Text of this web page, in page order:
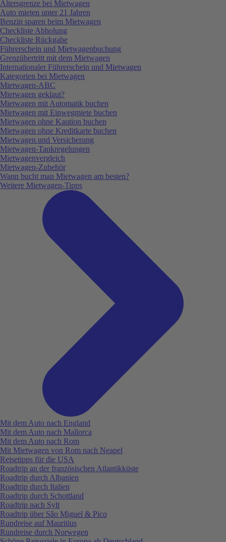
Altersgrenze bei Mietwagen
Auto mieten unter 21 Jahren
Benzin sparen beim Mietwagen
Checkliste Abholung
Checkliste Rückgabe
Führerschein und Mietwagenbuchung
Grenzübertritt mit dem Mietwagen
Internationaler Führerschein und Mietwagen
Kategorien bei Mietwagen
Mietwagen-ABC
Mietwagen geklaut?
Mietwagen mit Automatik buchen
Mietwagen mit Einwegmiete buchen
Mietwagen ohne Kaution buchen
Mietwagen ohne Kreditkarte buchen
Mietwagen und Versicherung
Mietwagen-Tankregelungen
Mietwagenvergleich
Mietwagen-Zubehör
Wann bucht man Mietwagen am besten?
Weitere Mietwagen-Tipps
Mit dem Auto nach England
Mit dem Auto nach Mallorca
Mit dem Auto nach Rom
Mit Mietwagen von Rom nach Neapel
Reisetipps für die USA
Roadtrip an der französischen Atlantikküste
Roadtrip durch Albanien
Roadtrip durch Italien
Roadtrip durch Schottland
Roadtrip nach Sylt
Roadtrip über São Miguel & Pico
Rundreise auf Mauritius
Rundreise durch Norwegen